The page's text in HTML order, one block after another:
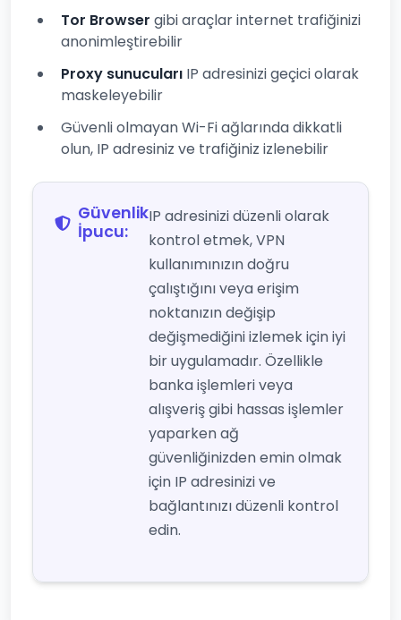
Tor Browser gibi araçlar internet trafiğinizi
anonimleştirebilir
Proxy sunucuları IP adresinizi geçici olarak
maskeleyebilir
Güvenli olmayan Wi-Fi ağlarında dikkatli
olun, IP adresiniz ve trafiğiniz izlenebilir
Güvenlik
İpucu:
IP adresinizi düzenli olarak
kontrol etmek, VPN
kullanımınızın doğru
çalıştığını veya erişim
noktanızın değişip
değişmediğini izlemek için iyi
bir uygulamadır. Özellikle
banka işlemleri veya
alışveriş gibi hassas işlemler
yaparken ağ
güvenliğinizden emin olmak
için IP adresinizi ve
bağlantınızı düzenli kontrol
edin.